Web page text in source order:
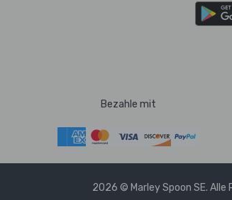
Bezahle mit
2026 © Marley Spoon SE.